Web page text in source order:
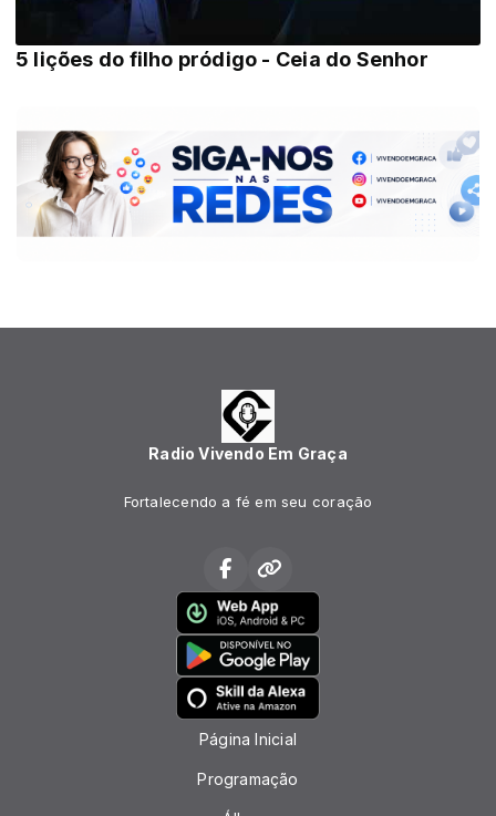
5 lições do filho pródigo - Ceia do Senhor
Radio Vivendo Em Graça
Fortalecendo a fé em seu coração
Página Inicial
Programação